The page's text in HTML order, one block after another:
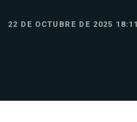
22 DE OCTUBRE DE 2025 18:11